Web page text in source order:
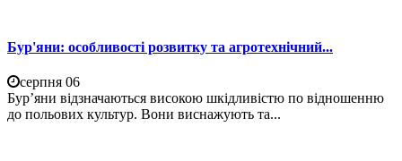
Бур'яни: особливості розвитку та агротехнічний...
серпня 06
Бур’яни відзначаються високою шкідливістю по відношенню
до польових культур. Вони виснажують та...